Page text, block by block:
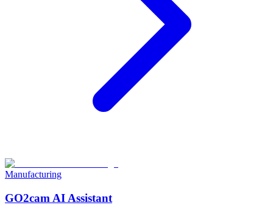
Manufacturing
GO2cam AI Assistant